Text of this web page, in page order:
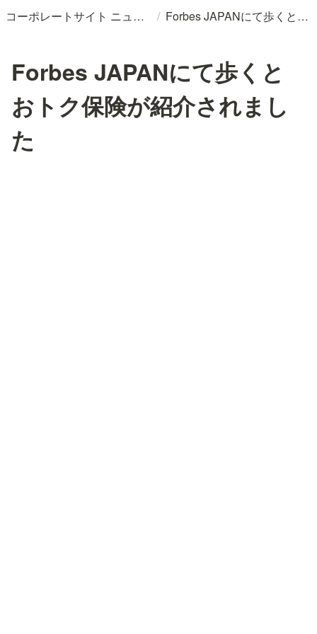
コーポレートサイト ニュースリリースDB / Forbes JAPANにて歩くとおトク保険が紹介されました
Forbes JAPANにて歩くと
おトク保険が紹介されまし
た